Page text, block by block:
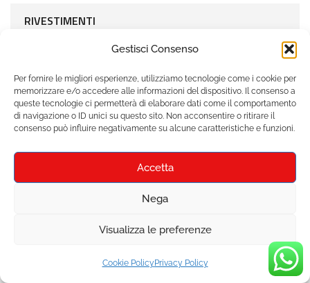
Gestisci Consenso
Per fornire le migliori esperienze, utilizziamo tecnologie come i cookie per
memorizzare e/o accedere alle informazioni del dispositivo. Il consenso a
queste tecnologie ci permetterà di elaborare dati come il comportamento
di navigazione o ID unici su questo sito. Non acconsentire o ritirare il
consenso può influire negativamente su alcune caratteristiche e funzioni.
Accetta
Nega
Visualizza le preferenze
Cookie Policy Privacy Policy
RIVESTIMENTI
SANITARI
SOFFIONI